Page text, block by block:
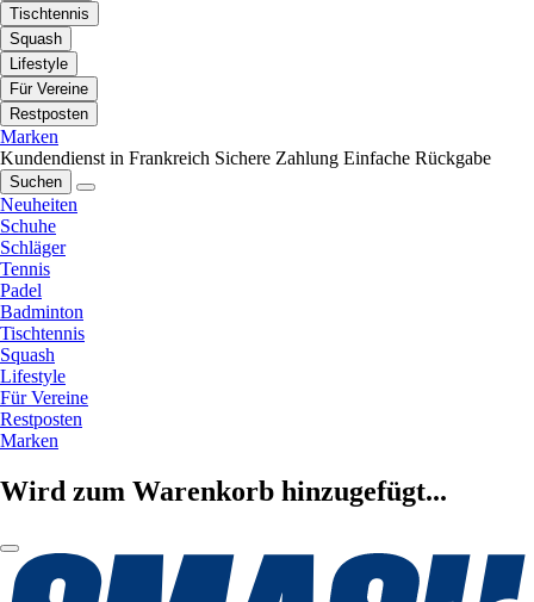
Tischtennis
Squash
Lifestyle
Für Vereine
Restposten
Marken
Kundendienst in Frankreich Sichere Zahlung Einfache Rückgabe
Suchen
Neuheiten
Schuhe
Schläger
Tennis
Padel
Badminton
Tischtennis
Squash
Lifestyle
Für Vereine
Restposten
Marken
Wird zum Warenkorb hinzugefügt...